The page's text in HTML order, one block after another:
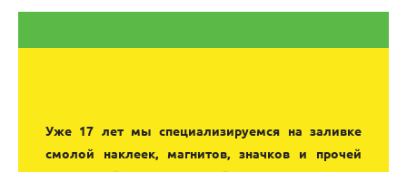
Уже 17 лет мы специализируемся на заливке
смолой наклеек, магнитов, значков и прочей